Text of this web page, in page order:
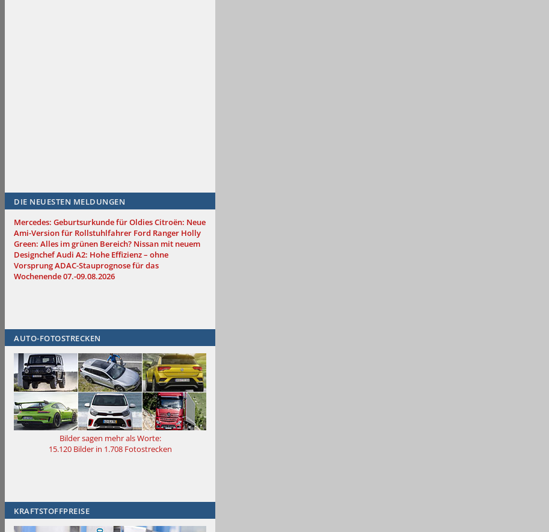
DIE NEUESTEN MELDUNGEN
Mercedes: Geburtsurkunde für OldiesCitroën: Neue
Ami-Version für Rollstuhlfahrer Ford Ranger Holly
Green: Alles im grünen Bereich? Nissan mit neuem
DesignchefAudi A2: Hohe Effizienz – ohne
VorsprungADAC-Stauprognose für das
Wochenende 07.-09.08.2026
AUTO-FOTOSTRECKEN
Bilder sagen mehr als Worte:
15.120 Bilder in 1.708 Fotostrecken
KRAFTSTOFFPREISE